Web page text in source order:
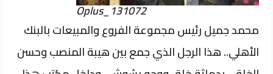
Oplus_131072
​محمد جميل رئيس مجموعة الفروع والمبيعات بالبنك
الأهلي.. هذا الرجل الذي جمع بين هيبة المنصب وحسن